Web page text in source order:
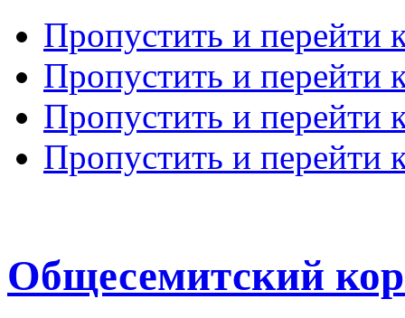
Пропустить и перейти
Пропустить и перейти
Пропустить и перейти
Пропустить и перейти
Общесемитский